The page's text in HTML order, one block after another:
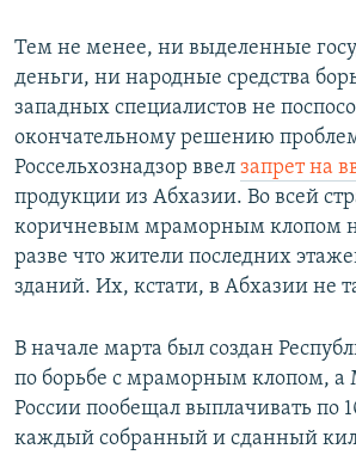
Тем не менее, ни выделенные
деньги, ни народные средства
западных специалистов не
окончательному решению
Россельхознадзор ввел запрет на
продукции из Абхазии. Во всей
коричневым мраморным клопом
разве что жители последних
зданий. Их, кстати, в Абхазии не
В начале марта был создан
по борьбе с мраморным клопом, а
России пообещал выплачивать по
каждый собранный и сданный